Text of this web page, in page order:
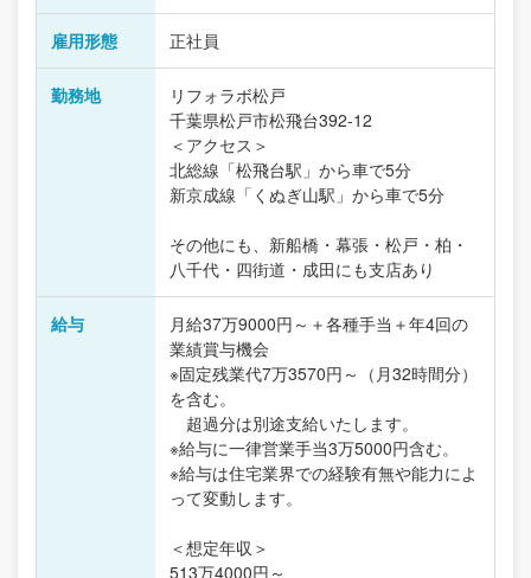
雇用形態 正社員
勤務地
リフォラボ松戸
千葉県松戸市松飛台392-12
＜アクセス＞
北総線「松飛台駅」から車で5分
新京成線「くぬぎ山駅」から車で5分
その他にも、新船橋・幕張・松戸・柏・
八千代・四街道・成田にも支店あり
給与
月給37万9000円～＋各種手当＋年4回の
業績賞与機会
※固定残業代7万3570円～（月32時間分）
を含む。
超過分は別途支給いたします。
※給与に一律営業手当3万5000円含む。
※給与は住宅業界での経験有無や能力によ
って変動します。
＜想定年収＞
513万4000円～